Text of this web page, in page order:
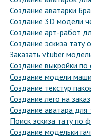
Создание аватарки
Создание 3D модели
Создание арт-работ
Создание эскиза тату
Заказать vtuber
Создание выкройки
Создание модели
Создание текстур
Создание лего на заказ
Создание аватара для
Поиск эскиза тату по
Создание модельки